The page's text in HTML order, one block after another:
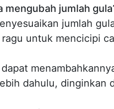
mengubah jumlah
jumlah
untuk mencicipi
dahulu, dinginkan